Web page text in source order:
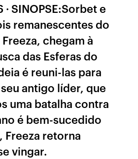
SINOPSE:Sorbet e
remanescentes do
chegam à
das Esferas do
é reuni-las para
antigo líder, que
uma batalha contra
é bem-sucedido
Freeza retorna
vingar.